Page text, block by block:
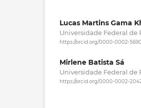
Lucas Martins Gama
Universidade Federal de
https://orcid.org/0000-0002-
Mirlene Batista Sá
Universidade Federal de
https://orcid.org/0000-0002-